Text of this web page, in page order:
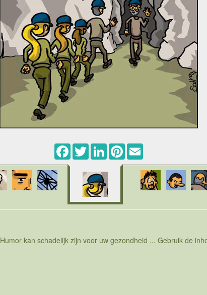
Facebook
TwitterLinkedInPinterest
Humor kan schadelijk zijn voor uw gezondheid ... Gebruik de